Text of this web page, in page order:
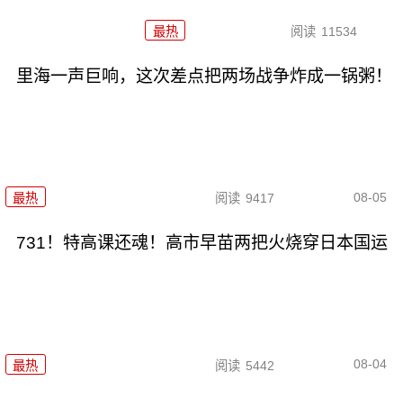
最热 阅读 11534
里海一声巨响，这次差点把两场战争炸成一锅粥！
最热 阅读 9417 08-05
731！特高课还魂！高市早苗两把火烧穿日本国运
最热 阅读 5442 08-04